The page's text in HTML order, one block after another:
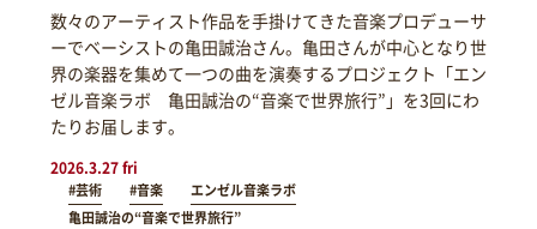
数々のアーティスト作品を手掛けてきた音楽プロデューサ
ーでベーシストの亀田誠治さん。亀田さんが中心となり世
界の楽器を集めて一つの曲を演奏するプロジェクト「エン
ゼル音楽ラボ 亀田誠治の“音楽で世界旅行”」を3回にわ
たりお届します。
2026.3.27 fri
#芸術 #音楽
エンゼル音楽ラボ
亀田誠治の“音楽で世界旅行”